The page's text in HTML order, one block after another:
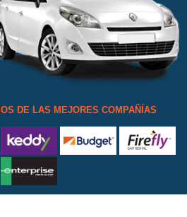
DE LAS MEJORES COMPAÑÍAS